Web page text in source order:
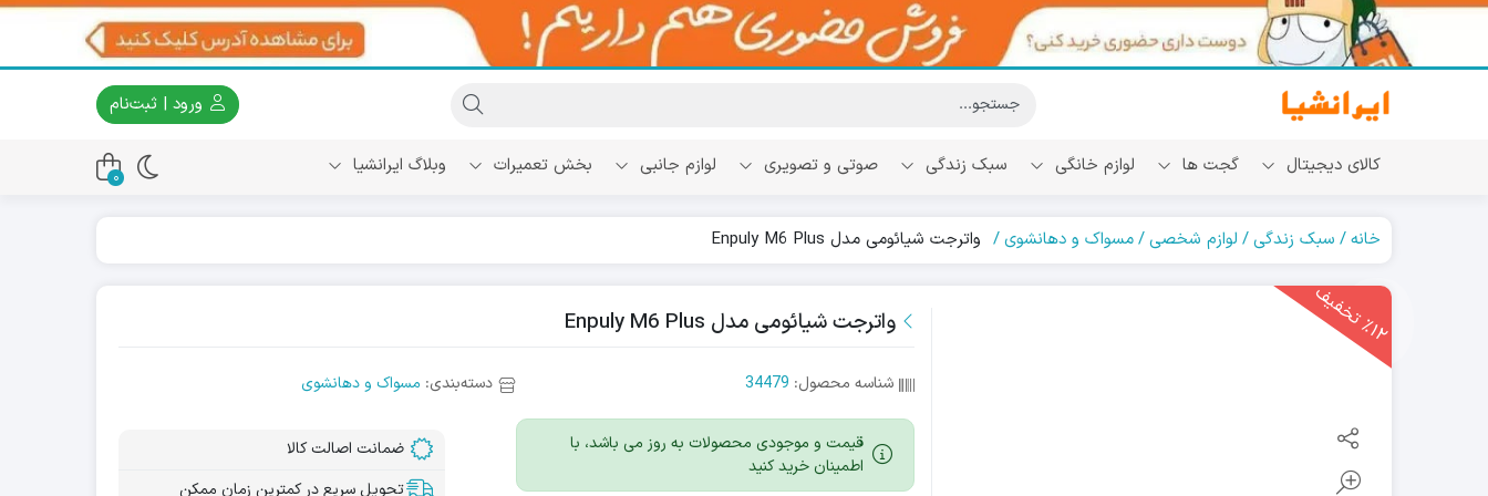
کالای دیجیتال گجت ها لوازم خانگی سبک زندگی صوتی و تصویری لوازم جانبی بخش تعمیرات وبلاگ ایرانشیا 0
خانه سبک زندگی لوازم شخصی مسواک و دهانشوی واترجت شیائومی مدل Enpuly M6 Plus
٪1
2
ت
خ
ف
یف واترجت شیائومی مدل Enpuly M6 Plus
شناسه محصول: 34479 دسته‌بندی: مسواک و دهانشوی
قیمت و موجودی محصولات به روز می باشد، با
اطمینان خرید کنید
ضمانت اصالت کالا
تحویل سریع در کمترین زمان ممکن